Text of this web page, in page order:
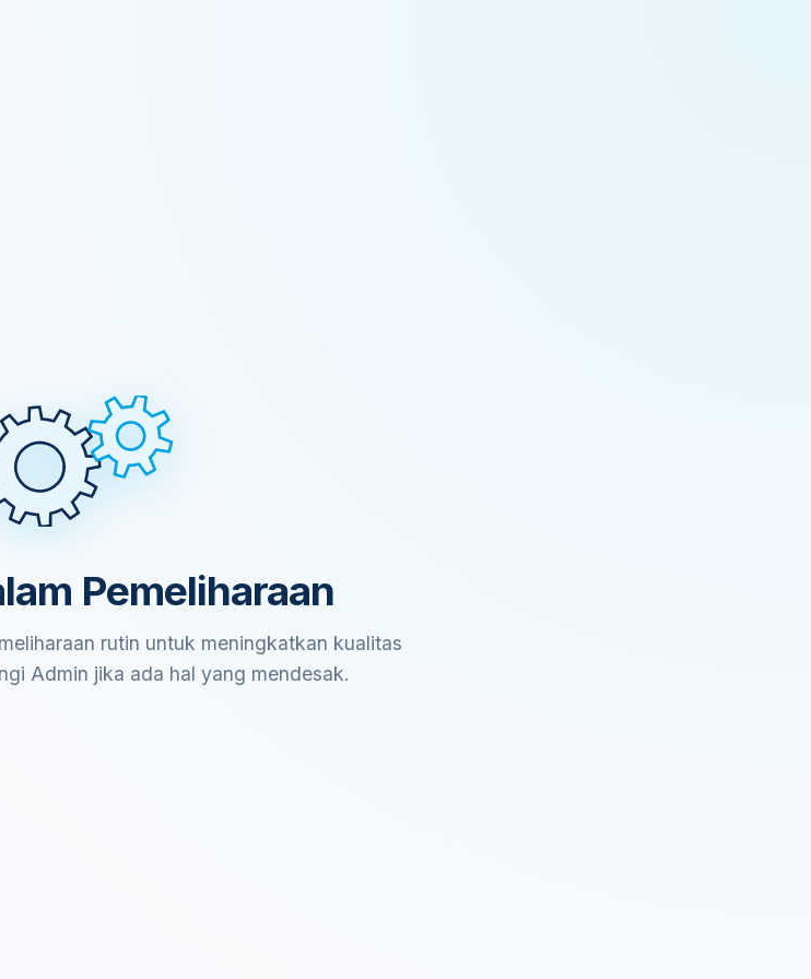
Pemeliharaan
rutin untuk meningkatkan kualitas
Admin jika ada hal yang mendesak.